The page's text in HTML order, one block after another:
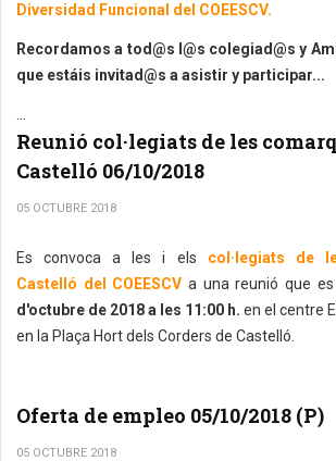
Diversidad Funcional del COEESCV.
Recordamos a tod@s l@s colegiad@s y
que estáis invitad@s a asistir y participar...
Reunió col·legiats de les
Castelló 06/10/2018
05 OCTUBRE 2018
Es convoca a les i els col·legiats de
Castelló del COEESCV a una reunió que
d'octubre de 2018 a les 11:00 h. en el centre
en la Plaça Hort dels Corders de Castelló.
Oferta de empleo 05/10/2018 (P)
05 OCTUBRE 2018